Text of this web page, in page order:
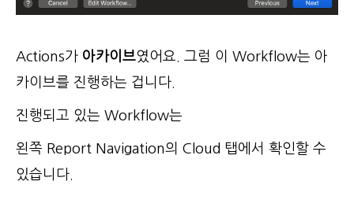
Actions가 아카이브였어요. 그럼 이 Workflow는 아
카이브를 진행하는 겁니다.
진행되고 있는 Workflow는
왼쪽 Report Navigation의 Cloud 탭에서 확인할 수
있습니다.